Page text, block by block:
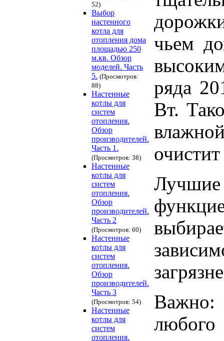
52)
Выбор
настенного
котла для
отопления дома
площадью 250
м.кв. Обзор
моделей. Часть
5. (Просмотров:
88)
Настенные
котлы для
систем
отопления.
Обзор
производителей.
Часть 1.
(Просмотров: 38)
Настенные
котлы для
систем
отопления.
Обзор
производителей.
Часть 2
(Просмотров: 60)
Настенные
котлы для
систем
отопления.
Обзор
производителей.
Часть 3
(Просмотров: 54)
Настенные
котлы для
систем
отопления.
чьем
ряда
Вт.
Лучшие
Важно: